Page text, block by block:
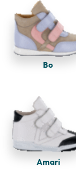
Bo
Amari